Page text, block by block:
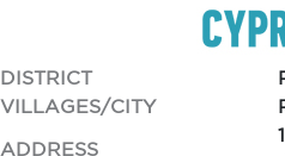
DISTRICT
VILLAGES/CITY
ADDRESS